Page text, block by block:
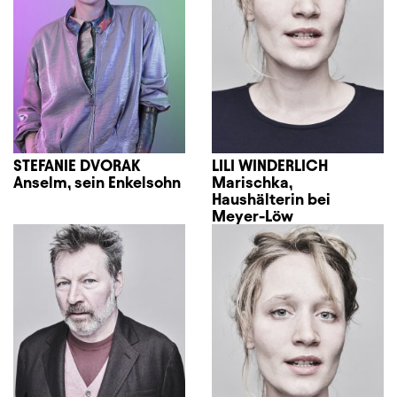
STEFANIE DVORAK
Anselm, sein Enkelsohn
LILI WINDERLICH
Marischka,
Haushälterin bei
Meyer-Löw